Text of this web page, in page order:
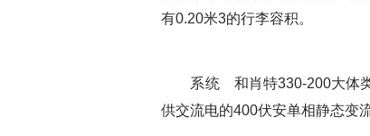
有0.20米3的行李容积。
系统 和肖特330-200大体类
供交流电的400伏安单相静态变